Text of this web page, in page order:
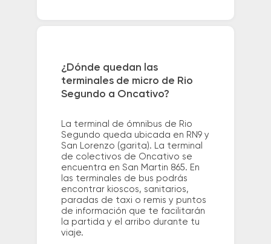
¿Dónde quedan las
terminales de micro de Rio
Segundo a Oncativo?
La terminal de ómnibus de Rio
Segundo queda ubicada en RN9 y
San Lorenzo (garita). La terminal
de colectivos de Oncativo se
encuentra en San Martin 865. En
las terminales de bus podrás
encontrar kioscos, sanitarios,
paradas de taxi o remis y puntos
de información que te facilitarán
la partida y el arribo durante tu
viaje.